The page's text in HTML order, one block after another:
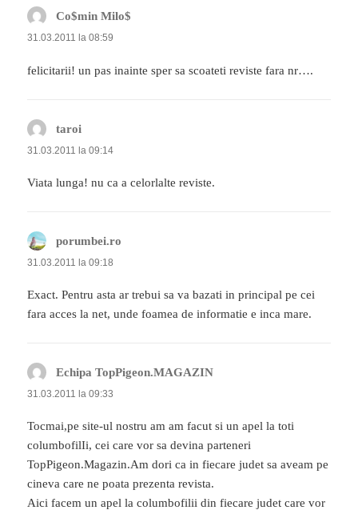
Co$min Milo$
31.03.2011 la 08:59
felicitarii! un pas inainte sper sa scoateti reviste fara nr….
taroi
31.03.2011 la 09:14
Viata lunga! nu ca a celorlalte reviste.
porumbei.ro
31.03.2011 la 09:18
Exact. Pentru asta ar trebui sa va bazati in principal pe cei
fara acces la net, unde foamea de informatie e inca mare.
Echipa TopPigeon.MAGAZIN
31.03.2011 la 09:33
Tocmai,pe site-ul nostru am am facut si un apel la toti
columbofilIi, cei care vor sa devina parteneri
TopPigeon.Magazin.Am dori ca in fiecare judet sa aveam pe
cineva care ne poata prezenta revista.
Aici facem un apel la columbofilii din fiecare judet care vor